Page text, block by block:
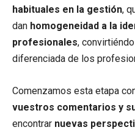
habituales en la gestión,
dan homogeneidad a la
profesionales,
diferenciada de los
Comenzamos esta etapa
vuestros comentarios y
encontrar nuevas